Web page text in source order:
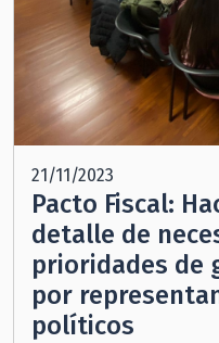
21/11/2023
Pacto Fiscal:
detalle de
prioridades de
por
políticos